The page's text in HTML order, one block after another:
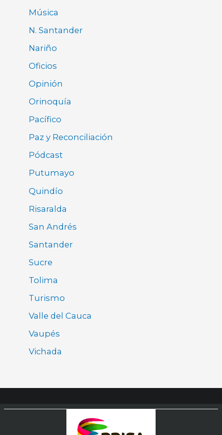
Música
N. Santander
Nariño
Oficios
Opinión
Orinoquía
Pacífico
Paz y Reconciliación
Pódcast
Putumayo
Quindío
Risaralda
San Andrés
Santander
Sucre
Tolima
Turismo
Valle del Cauca
Vaupés
Vichada